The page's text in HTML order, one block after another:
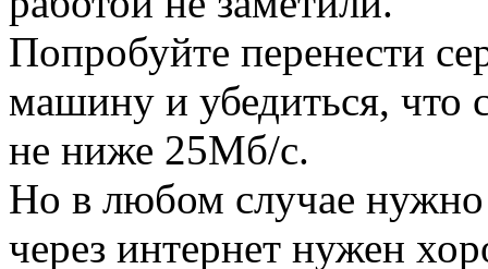
Попробуйте перенести
машину и убедиться, что
не ниже 25Мб/с.
Но в любом случае
через интернет нужен